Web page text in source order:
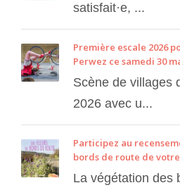
satisfait·e, ...
Première escale 2026
Perwez ce samedi 30
Scène de villages
2026 avec u...
Participez au
bords de route de
La végétation des